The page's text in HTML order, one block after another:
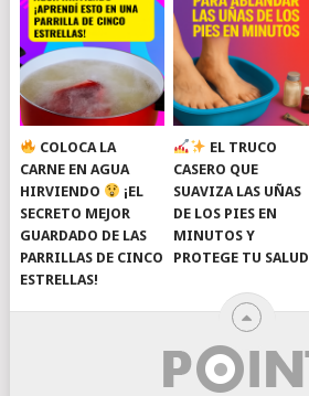
COLOCA LA
CARNE EN AGUA
HIRVIENDO
¡EL
SECRETO MEJOR
GUARDADO DE LAS
PARRILLAS DE CINCO
ESTRELLAS!
EL TRUCO
CASERO QUE
SUAVIZA LAS UÑAS
DE LOS PIES EN
MINUTOS Y
PROTEGE TU SALUD